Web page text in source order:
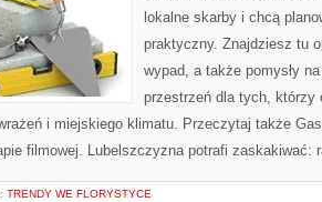
lokalne skarby i chcą
praktyczny. Znajdziesz tu
wypad, a także pomysły
przestrzeń dla tych, którzy
i miejskiego klimatu. Przeczytaj także
filmowej. Lubelszczyzna potrafi
TRENDY WE FLORYSTYCE